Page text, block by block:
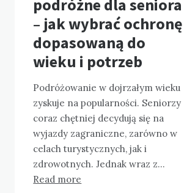
podróżne dla seniora
– jak wybrać ochronę
dopasowaną do
wieku i potrzeb
Podróżowanie w dojrzałym wieku
zyskuje na popularności. Seniorzy
coraz chętniej decydują się na
wyjazdy zagraniczne, zarówno w
celach turystycznych, jak i
zdrowotnych. Jednak wraz z…
Read more